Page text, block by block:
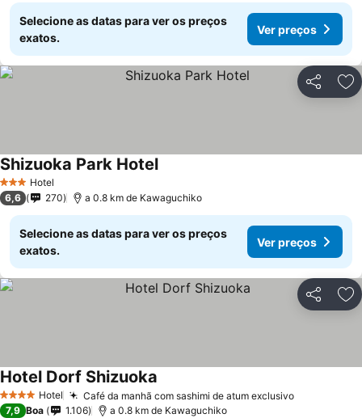
Selecione as datas para ver os preços
exatos.
Ver preços
Partilhar
3 EstrelasHotel
Shizuoka Park Hotel
6,6 270 a 0.8 km de Kawaguchiko
Selecione as datas para ver os preços
exatos.
Ver preços
Partilhar
4 EstrelasHotel Café da manhã com sashimi de atum exclusivo
Hotel Dorf Shizuoka
7,9 Boa 1.106 a 0.8 km de Kawaguchiko